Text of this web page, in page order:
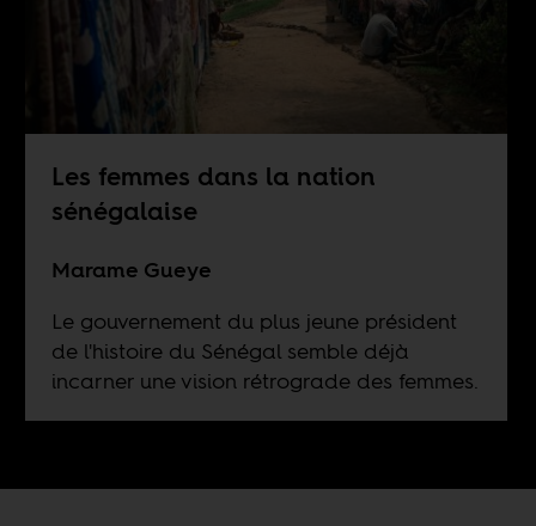
Les femmes dans la nation
sénégalaise
Marame Gueye
Le gouvernement du plus jeune président
de l'histoire du Sénégal semble déjà
incarner une vision rétrograde des femmes.